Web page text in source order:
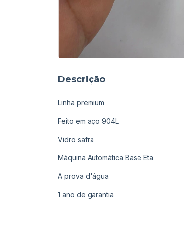
Descrição
Linha premium
Feito em aço 904L
Vidro safra
Máquina Automática Base Eta
A prova d'água
1 ano de garantia